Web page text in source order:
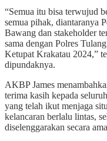
“Semua itu bisa terwujud
semua pihak, diantaranya
Bawang dan stakeholder
sama dengan Polres
Ketupat Krakatau 2024,”
dipundaknya.
AKBP James
terima kasih kepada
yang telah ikut menjaga
kelancaran berlalu lintas,
diselenggarakan secara